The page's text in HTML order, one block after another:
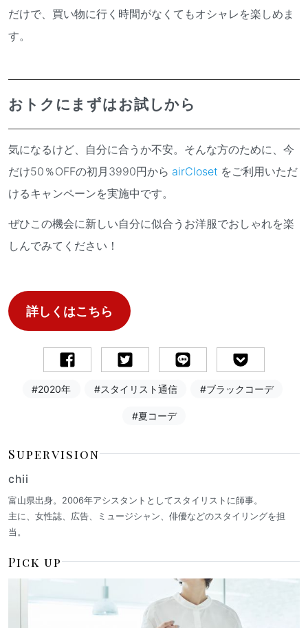
だけで、買い物に行く時間がなくてもオシャレを楽しめま
す。
おトクにまずはお試しから
気になるけど、自分に合うか不安。そんな方のために、今
だけ50％OFFの初月3990円から airCloset をご利用いただ
けるキャンペーンを実施中です。
ぜひこの機会に新しい自分に似合うお洋服でおしゃれを楽
しんでみてください！
詳しくはこちら
#2020年 #スタイリスト通信
#ブラックコーデ
#夏コーデ
Supervision
chii
富山県出身。2006年アシスタントとしてスタイリストに師事。
主に、女性誌、広告、ミュージシャン、俳優などのスタイリングを担
当。
Pick up